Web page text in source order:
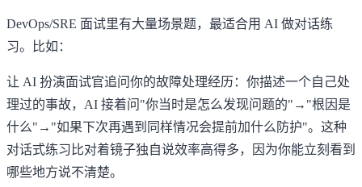
DevOps/SRE 面试里有大量场景题，最适合用 AI 做对话练
习。比如：
让 AI 扮演面试官追问你的故障处理经历：你描述一个自己处
理过的事故，AI 接着问"你当时是怎么发现问题的"→"根因是
什么"→"如果下次再遇到同样情况会提前加什么防护"。这种
对话式练习比对着镜子独自说效率高得多，因为你能立刻看到
哪些地方说不清楚。